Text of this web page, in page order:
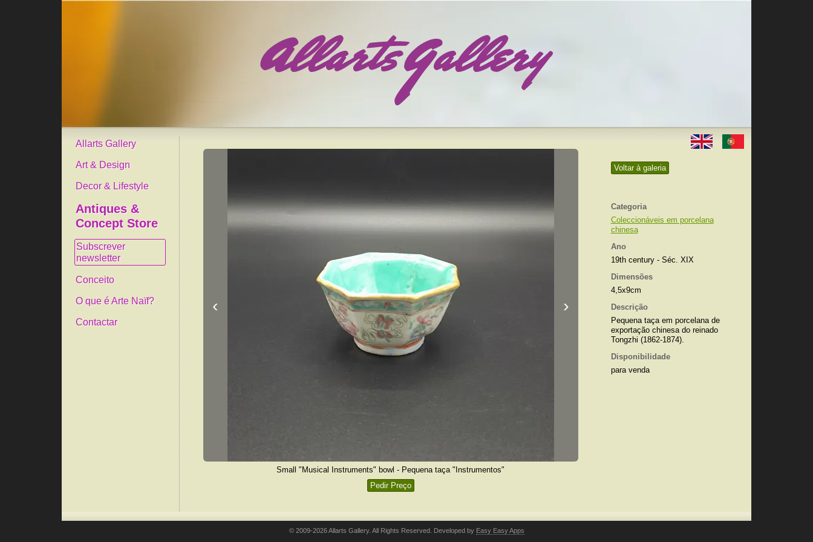
Allarts Gallery
Art & Design
Decor & Lifestyle
Antiques &
Concept Store
Subscrever
newsletter
Conceito
O que é Arte Naïf?
Contactar
Voltar à galeria
Categoria
Coleccionáveis em porcelana
chinesa
Ano
19th century - Séc. XIX
Dimensões
4,5x9cm
Descrição
Pequena taça em porcelana de
exportação chinesa do reinado
Tongzhi (1862-1874).
Disponibilidade
para venda
‹ ›
Small "Musical Instruments" bowl - Pequena taça "Instrumentos"
Pedir Preço
© 2009-2026 Allarts Gallery. All Rights Reserved. Developed by Easy Easy Apps